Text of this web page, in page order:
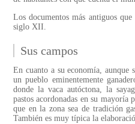
Los documentos más antiguos
siglo XII.
Sus campos
En cuanto a su economía, aunque
un pueblo eminentemente
donde la vaca autóctona, la
pastos acordonadas en su
que en la zona sea de tradición
También es muy típica la